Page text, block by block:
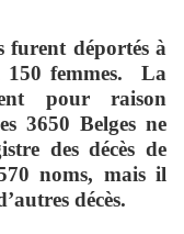
furent déportés à
femmes. La
pour raison
3650 Belges ne
des décès de
noms, mais il
décès.